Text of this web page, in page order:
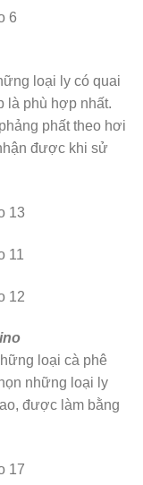
loại ly có quai
là phù hợp nhất.
phất theo hơi
được khi sử
loại cà phê
những loại ly
được làm bằng